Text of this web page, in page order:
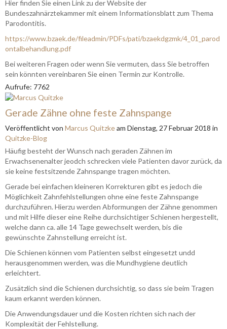
Hier finden Sie einen Link zu der Website der
Bundeszahnärztekammer mit einem Informationsblatt zum Thema
Parodontitis.
https://www.bzaek.de/fileadmin/PDFs/pati/bzaekdgzmk/4_01_parod
ontalbehandlung.pdf
Bei weiteren Fragen oder wenn Sie vermuten, dass Sie betroffen
sein könnten vereinbaren Sie einen Termin zur Kontrolle.
Aufrufe: 7762
Gerade Zähne ohne feste Zahnspange
Veröffentlicht von Marcus Quitzkeam Dienstag, 27 Februar 2018 in
Quitzke-Blog
Häufig besteht der Wunsch nach geraden Zähnen im
Erwachsenenalter jeodch schrecken viele Patienten davor zurück, da
sie keine festsitzende Zahnspange tragen möchten.
Gerade bei einfachen kleineren Korrekturen gibt es jedoch die
Möglichkeit Zahnfehlstellungen ohne eine feste Zahnspange
durchzuführen. Hierzu werden Abformungen der Zähne genommen
und mit Hilfe dieser eine Reihe durchsichtiger Schienen hergestellt,
welche dann ca. alle 14 Tage gewechselt werden, bis die
gewünschte Zahnstellung erreicht ist.
Die Schienen können vom Patienten selbst eingesetzt undd
herausgenommen werden, was die Mundhygiene deutlich
erleichtert.
Zusätzlich sind die Schienen durchsichtig, so dass sie beim Tragen
kaum erkannt werden können.
Die Anwendungsdauer und die Kosten richten sich nach der
Komplexität der Fehlstellung.